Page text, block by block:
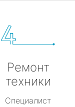
Ремонт
техники
Специалист